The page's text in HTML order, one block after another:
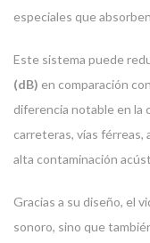
especiales que
Este sistema puede
(dB) en comparación
diferencia notable en la
carreteras, vías
alta contaminación
Gracias a su diseño, el
sonoro, sino que